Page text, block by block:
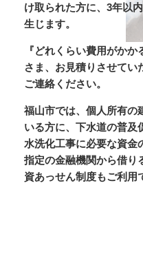
け取られた方に、3年以
生じます。
『どれくらい費用がか
さま、お見積りさせてい
ご連絡ください。
福山市では、個人所有の
いる方に、下水道の普及
水洗化工事に必要な資金
指定の金融機関から借り
資あっせん制度もご利用